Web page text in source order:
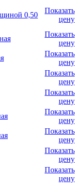
0,50
Показать
цену
Показать
цену
Показать
цену
Показать
цену
Показать
цену
Показать
цену
Показать
цену
Показать
цену
Показать
цену